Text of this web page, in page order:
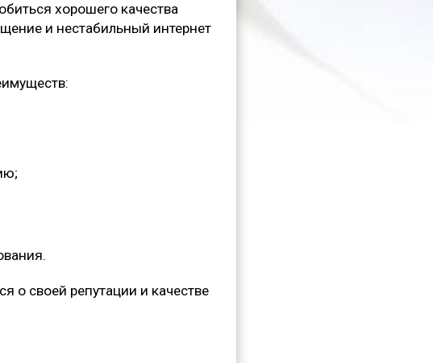
хорошего качества
и нестабильный интернет
о своей репутации и качестве